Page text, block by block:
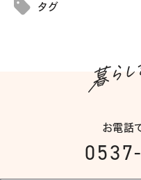
タグ
お電話